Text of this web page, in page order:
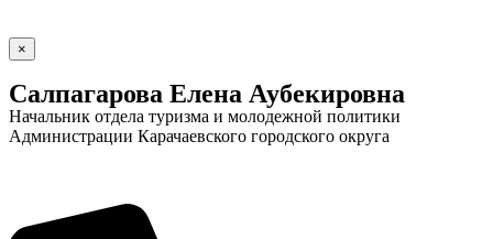
×
Салпагарова Елена Аубекировна
Начальник отдела туризма и молодежной политики
Администрации Карачаевского городского округа